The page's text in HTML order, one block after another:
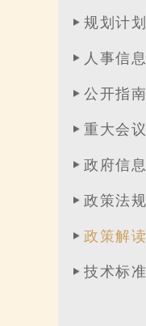
规划计划
人事信息
公开指南
重大会议
政府信
政策法规
政策解读
技术标准